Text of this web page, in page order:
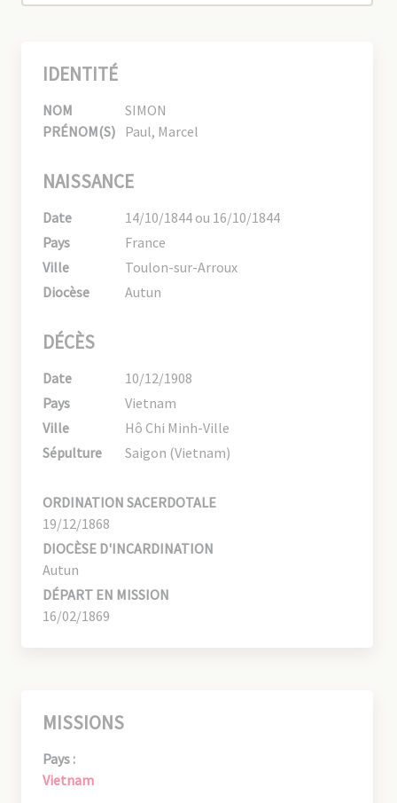
IDENTITÉ
NOM
SIMON
PRÉNOM(S) Paul, Marcel
NAISSANCE
Date
14/10/1844 ou 16/10/1844
Pays
France
Ville
Toulon-sur-Arroux
Diocèse
Autun
DÉCÈS
Date
10/12/1908
Pays
Vietnam
Ville
Hô Chi Minh-Ville
Sépulture
Saigon (Vietnam)
ORDINATION SACERDOTALE
19/12/1868
DIOCÈSE D'INCARDINATION
Autun
DÉPART EN MISSION
16/02/1869
MISSIONS
Pays :
Vietnam